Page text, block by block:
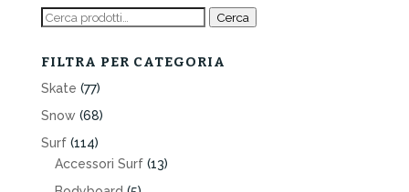
Cerca: Cerca
FILTRA PER CATEGORIA
Skate (77)
Snow (68)
Surf (114)
Accessori Surf (13)